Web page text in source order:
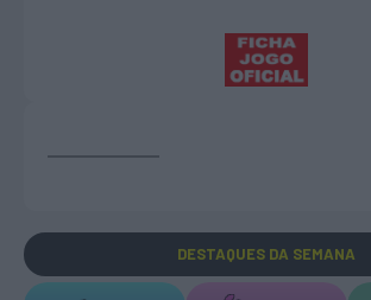
DESTAQUES DA SEMANA